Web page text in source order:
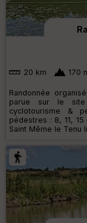
20 km 170
Randonnée
parue sur le site
cyclotourisme &
pédestres : 8, 11,
Saint Même le Tenu